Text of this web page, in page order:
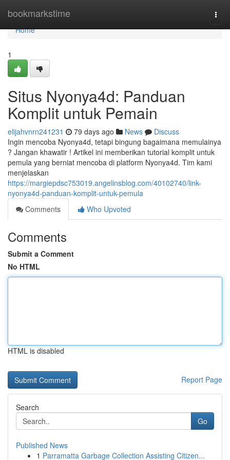
bookmarkstime
Home
Home
1
Situs Nyonya4d: Panduan
Komplit untuk Pemain
elijahvnrn241231 79 days ago News
Discuss
Ingin mencoba Nyonya4d, tetapi bingung bagaimana memulainya
? Jangan khawatir ! Artikel ini memberikan tutorial komplit untuk
pemula yang berniat mencoba di platform Nyonya4d. Tim kami
menjelaskan
https://margiepdsc753019.angelinsblog.com/40102740/link-
nyonya4d-panduan-komplit-untuk-pemula
Comments
Who Upvoted
Comments
Submit a Comment
No HTML
HTML is disabled
Report Page
Search
Go
Published News
1 Parramatta Garbage Collection Assisting Citizen...